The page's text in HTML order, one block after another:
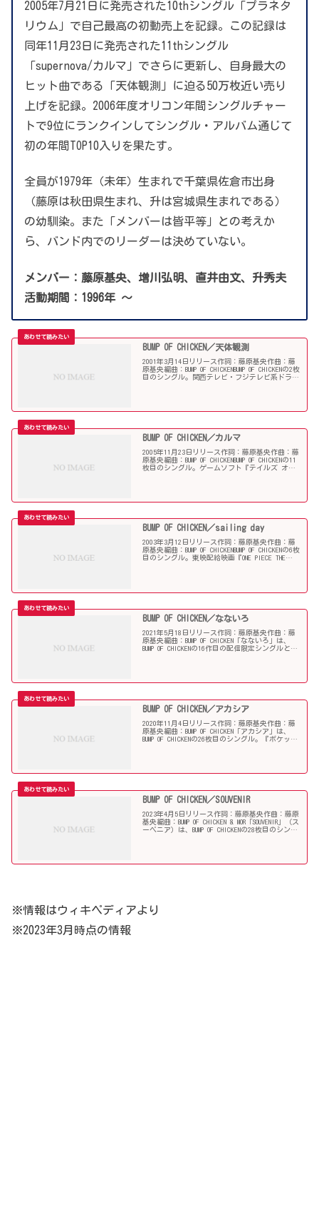
2005年7月21日に発売された10thシングル「プラネタ
リウム」で自己最高の初動売上を記録。この記録は
同年11月23日に発売された11thシングル
「supernova/カルマ」でさらに更新し、自身最大の
ヒット曲である「天体観測」に迫る50万枚近い売り
上げを記録。2006年度オリコン年間シングルチャー
トで9位にランクインしてシングル・アルバム通じて
初の年間TOP10入りを果たす。
全員が1979年（未年）生まれで千葉県佐倉市出身
（藤原は秋田県生まれ、升は宮城県生まれである）
の幼馴染。また「メンバーは皆平等」との考えか
ら、バンド内でのリーダーは決めていない。
メンバー：藤原基央、増川弘明、直井由文、升秀夫
活動期間：1996年 ～
BUMP OF CHICKEN／天体観測
2001年3月14日リリース作詞：藤原基央作曲：藤
原基央編曲：BUMP OF CHICKENBUMP OF CHICKENの2枚
目のシングル。関西テレビ・フジテレビ系ドラマ
BUMP OF CHICKEN／カルマ
2005年11月23日リリース作詞：藤原基央作曲：藤
原基央編曲：BUMP OF CHICKENBUMP OF CHICKENの11
枚目のシングル。ゲームソフト『テイルズ オブ
BUMP OF CHICKEN／sailing day
2003年3月12日リリース作詞：藤原基央作曲：藤
原基央編曲：BUMP OF CHICKENBUMP OF CHICKENの6枚
目のシングル。東映配給映画『ONE PIECE THE
BUMP OF CHICKEN／なないろ
2021年5月18日リリース作詞：藤原基央作曲：藤
原基央編曲：BUMP OF CHICKEN「なないろ」は、
BUMP OF CHICKENの16作目の配信限定シングルとし
BUMP OF CHICKEN／アカシア
2020年11月4日リリース作詞：藤原基央作曲：藤
原基央編曲：BUMP OF CHICKEN「アカシア」は、
BUMP OF CHICKENの26枚目のシングル。『ポケット
BUMP OF CHICKEN／SOUVENIR
2023年4月5日リリース作詞：藤原基央作曲：藤原
基央編曲：BUMP OF CHICKEN & MOR「SOUVENIR」（ス
ーベニア）は、BUMP OF CHICKENの28枚目のシング
※情報はウィキペディアより
※2023年3月時点の情報